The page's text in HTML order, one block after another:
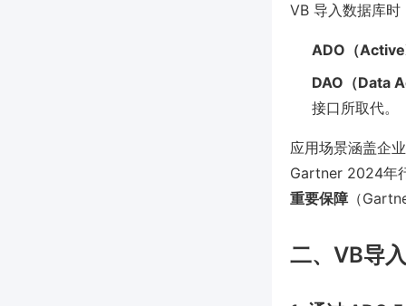
VB 导入数据库时
ADO（
DAO（Data
接口所取代。
应用场景涵盖企
Gartner 2024年
重要保障 （
二、VB导